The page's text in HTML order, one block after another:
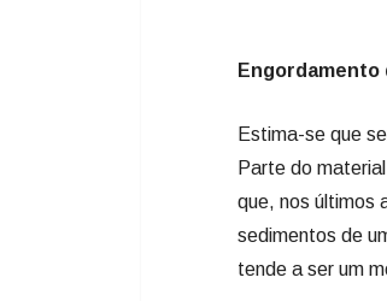
Engordamento
Estima-se que
Parte do
que, nos últimos
sedimentos de
tende a ser um